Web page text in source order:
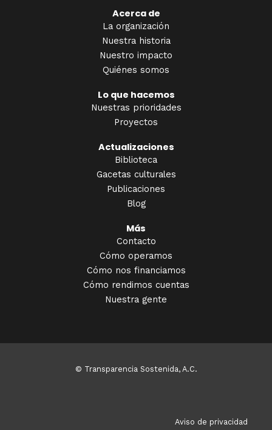
Acerca de
La organización
Nuestra historia
Nuestro impacto
Quiénes somos
Lo que hacemos
Nuestras prioridades
Proyectos
Actualizaciones
Biblioteca
Gacetas culturales
Publicaciones
Blog
Más
Contacto
Cómo operamos
Cómo nos financiamos
Cómo rendimos cuentas
Nuestra gente
© Transparencia Sostenida, A.C.
Aviso de privacidad